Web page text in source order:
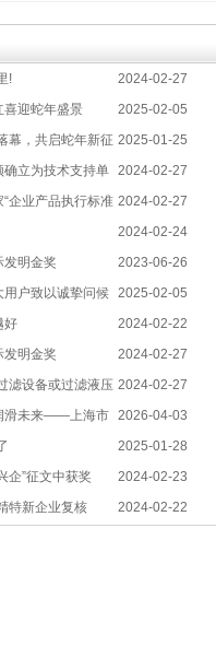
2024-02-27
!
2025-02-05
喜迎蛇年盛景
2025-01-25
幕，共启蛇年新征
2024-02-27
立为技术支持单
2024-02-27
企业产品执行标准
2024-02-24
2023-06-26
发明金奖
2025-02-05
用户致以诚挚问候
2024-02-22
好
2024-02-27
发明金奖
2024-02-27
滤设备或过滤液压
2026-04-03
滑未来——上海市
美石油集团签署战略创新合作
2025-01-28
2024-02-23
企”征文中获奖
2024-02-22
特新企业复核